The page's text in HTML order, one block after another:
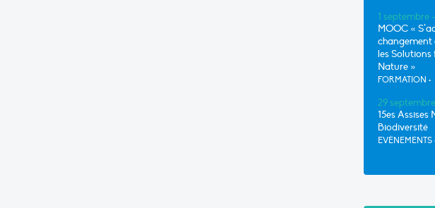
1 septembre
MOOC «
changement
les Solutions
Nature »
FORMATION •
29
15es Assises
Biodiversité
EVÈNEMENTS